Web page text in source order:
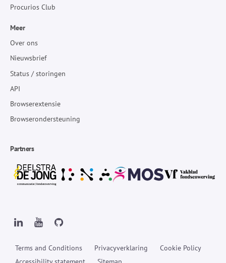
Procurios Club
Meer
Over ons
Nieuwsbrief
Status / storingen
API
Browserextensie
Browserondersteuning
Partners
Terms and Conditions Privacyverklaring
Cookie Policy